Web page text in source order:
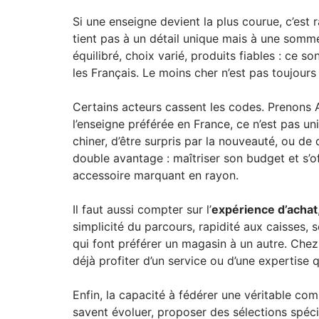
Si une enseigne devient la plus courue,
tient pas à un détail unique mais à une
équilibré, choix varié, produits fiables : ce
les Français. Le moins cher n’est pas
Certains acteurs cassent les codes.
l’enseigne préférée en France, ce n’est pas
chiner, d’être surpris par la nouveauté, ou
double avantage : maîtriser son budget et
accessoire marquant en rayon.
Il faut aussi compter sur l’expérience d’achat
simplicité du parcours, rapidité aux caisses,
qui font préférer un magasin à un autre.
déjà profiter d’un service ou d’une expertise
Enfin, la capacité à fédérer une véritable
savent évoluer, proposer des sélections